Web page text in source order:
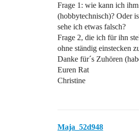
Frage 1: wie kann ich
(hobbytechnisch)? Oder
sehe ich etwas falsch?
Frage 2, die ich für ihn
ohne ständig einstecken
Danke für´s Zuhören
Euren Rat
Christine
Maja_52d948